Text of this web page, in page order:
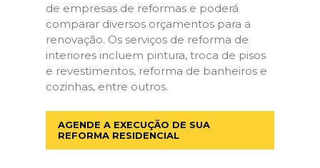
de empresas de reformas e poderá
comparar diversos orçamentos para a
renovação. Os serviços de reforma de
interiores incluem pintura, troca de pisos
e revestimentos, reforma de banheiros e
cozinhas, entre outros.
AGENDE A EXECUÇÃO DE SUA
REFORMA RESIDENCIAL